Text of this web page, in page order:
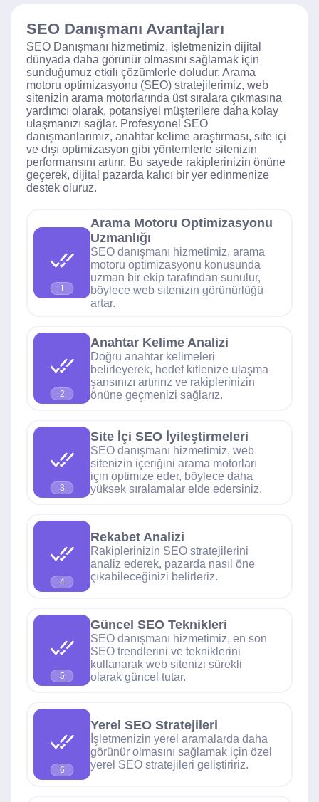
SEO Danışmanı Avantajları
SEO Danışmanı hizmetimiz, işletmenizin dijital
dünyada daha görünür olmasını sağlamak için
sunduğumuz etkili çözümlerle doludur. Arama
motoru optimizasyonu (SEO) stratejilerimiz, web
sitenizin arama motorlarında üst sıralara çıkmasına
yardımcı olarak, potansiyel müşterilere daha kolay
ulaşmanızı sağlar. Profesyonel SEO
danışmanlarımız, anahtar kelime araştırması, site içi
ve dışı optimizasyon gibi yöntemlerle sitenizin
performansını artırır. Bu sayede rakiplerinizin önüne
geçerek, dijital pazarda kalıcı bir yer edinmenize
destek oluruz.
1
Arama Motoru Optimizasyonu
Uzmanlığı
SEO danışmanı hizmetimiz, arama
motoru optimizasyonu konusunda
uzman bir ekip tarafından sunulur,
böylece web sitenizin görünürlüğü
artar.
2
Anahtar Kelime Analizi
Doğru anahtar kelimeleri
belirleyerek, hedef kitlenize ulaşma
şansınızı artırırız ve rakiplerinizin
önüne geçmenizi sağlarız.
3
Site İçi SEO İyileştirmeleri
SEO danışmanı hizmetimiz, web
sitenizin içeriğini arama motorları
için optimize eder, böylece daha
yüksek sıralamalar elde edersiniz.
4
Rekabet Analizi
Rakiplerinizin SEO stratejilerini
analiz ederek, pazarda nasıl öne
çıkabileceğinizi belirleriz.
5
Güncel SEO Teknikleri
SEO danışmanı hizmetimiz, en son
SEO trendlerini ve tekniklerini
kullanarak web sitenizi sürekli
olarak güncel tutar.
6
Yerel SEO Stratejileri
İşletmenizin yerel aramalarda daha
görünür olmasını sağlamak için özel
yerel SEO stratejileri geliştiririz.